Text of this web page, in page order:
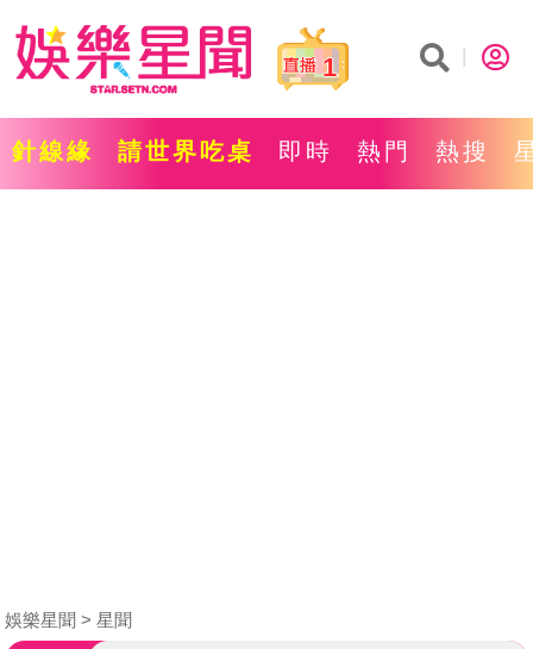
1
針線緣 請世界吃桌 即時 熱門 熱搜
娛樂星聞 星聞